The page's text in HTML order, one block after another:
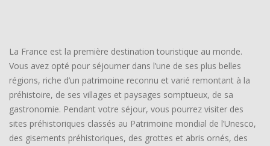
La France est la première destination touristique au monde.
Vous avez opté pour séjourner dans l’une de ses plus belles
régions, riche d’un patrimoine reconnu et varié remontant à la
préhistoire, de ses villages et paysages somptueux, de sa
gastronomie. Pendant votre séjour, vous pourrez visiter des
sites préhistoriques classés au Patrimoine mondial de l’Unesco,
des gisements préhistoriques, des grottes et abris ornés, des